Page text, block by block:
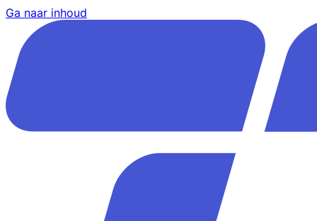
Ga naar inhoud